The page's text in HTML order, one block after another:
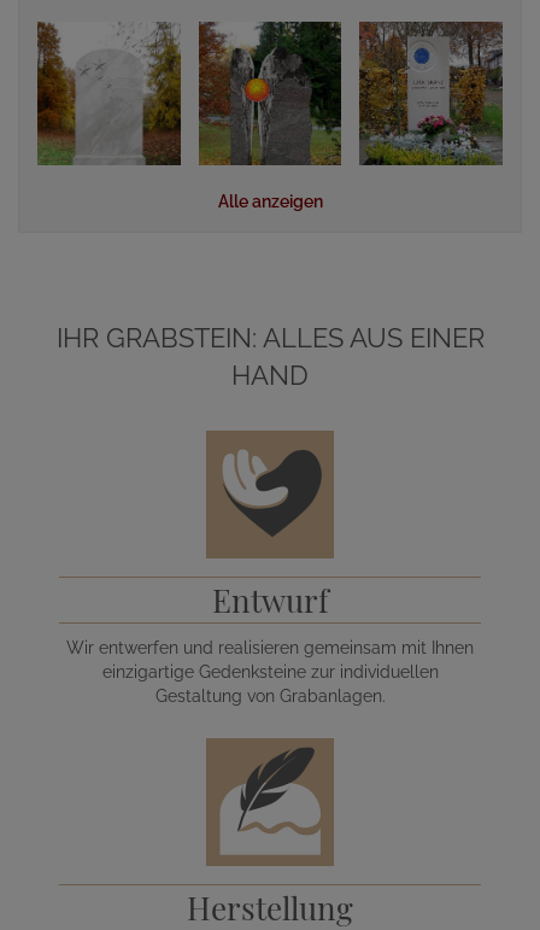
Alle anzeigen
IHR GRABSTEIN: ALLES AUS EINER
HAND
Entwurf
Wir entwerfen und realisieren gemeinsam mit Ihnen
einzigartige Gedenksteine zur individuellen
Gestaltung von Grabanlagen.
Herstellung